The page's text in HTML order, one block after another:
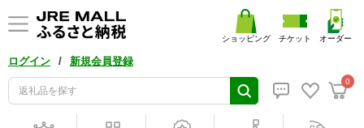
ログイン / 新規会員登録
0
ショッピング チケット オーダー